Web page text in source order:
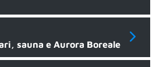
sauna e Aurora Boreale